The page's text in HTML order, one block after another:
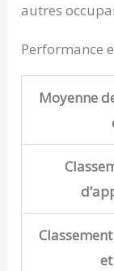
autres
Performance
Moyenne